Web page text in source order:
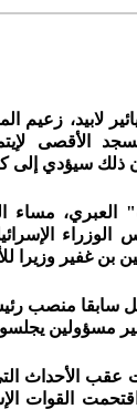
لابيد، زعيم
الأقصى
ذلك سيؤدي إلى
العبري، مساء
الوزراء
بن غفير وزيرا
سابقا منصب
مسؤولين
عقب الأحداث
القوات